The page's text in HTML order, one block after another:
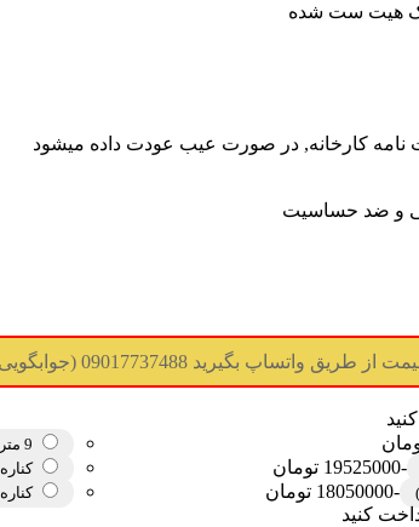
نامه کارخانه, در صورت عیب عودت داده میشود
و ضد حساسیت
(جوابگویی همه ساعته) (درگاه پرداخت غیر فعال میباشد)
9 متری (3.5*2.5)
-19525000 تومان کناره 3 متری (3*1)
-18050000 تومان کناره 1.5 متری (1.5*1)